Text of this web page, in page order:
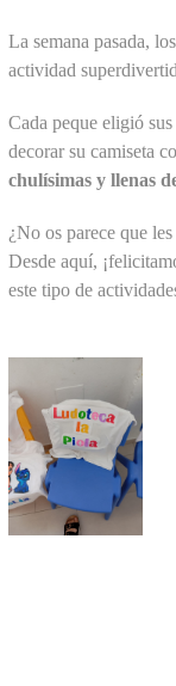
La semana pasada,
actividad
Cada peque eligió
decorar su camiseta
chulísimas y llenas
¿No os parece que
Desde aquí,
este tipo de